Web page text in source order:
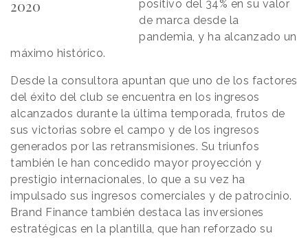
2020
positivo del 34% en su valor
de marca desde la
pandemia, y ha alcanzado un
máximo histórico.
Desde la consultora apuntan que uno de los factores
del éxito del club se encuentra en los ingresos
alcanzados durante la última temporada, frutos de
sus victorias sobre el campo y de los ingresos
generados por las retransmisiones. Su triunfos
también le han concedido mayor proyección y
prestigio internacionales, lo que a su vez ha
impulsado sus ingresos comerciales y de patrocinio.
Brand Finance también destaca las inversiones
estratégicas en la plantilla, que han reforzado su